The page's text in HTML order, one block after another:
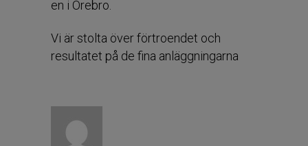
en i Örebro.
Vi är stolta över förtroendet och
resultatet på de fina anläggningarna